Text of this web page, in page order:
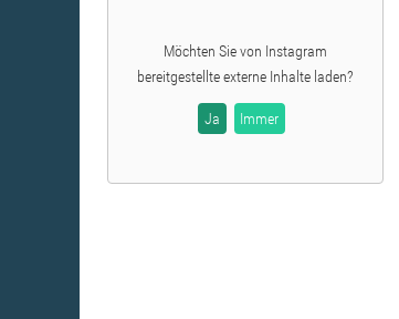
Möchten Sie von Instagram
bereitgestellte externe Inhalte laden?
Ja Immer